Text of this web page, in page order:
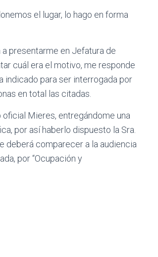
el lugar, lo hago en forma
presentarme en Jefatura de
cuál era el motivo, me responde
indicado para ser interrogada por
en total las citadas.
Mieres, entregándome una
por así haberlo dispuesto la Sra.
deberá comparecer a la audiencia
por “Ocupación y